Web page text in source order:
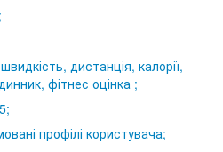
дистанція, калорії,
фітнес оцінка ;
профілі користувача;